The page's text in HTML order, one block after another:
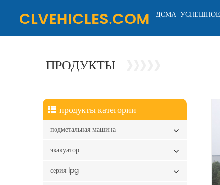
ДОМА
ПРОДУКТЫ
продукты категории
подметальная машина
эвакуатор
серия lpg